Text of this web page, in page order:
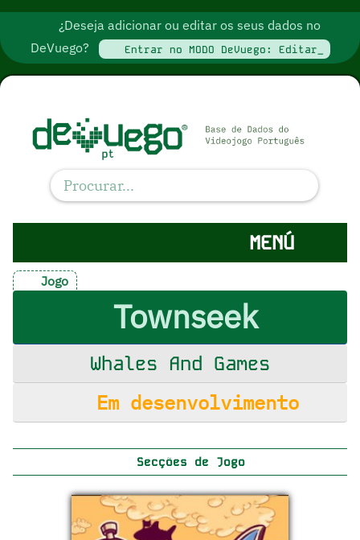
¿Deseja adicionar ou editar os seus dados no
DeVuego?
Entrar no MODO DeVuego: Editar_
MENÚ
Jogo
Townseek
Whales And Games
Em desenvolvimento
Secções de Jogo